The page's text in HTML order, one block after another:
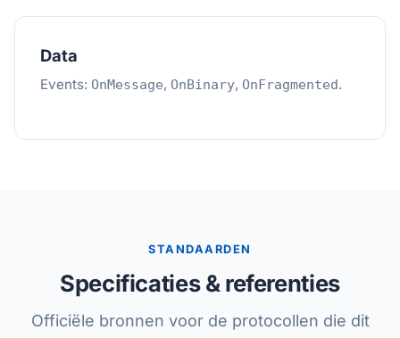
Data
Events: OnMessage, OnBinary, OnFragmented.
STANDAARDEN
Specificaties & referenties
Officiële bronnen voor de protocollen die dit